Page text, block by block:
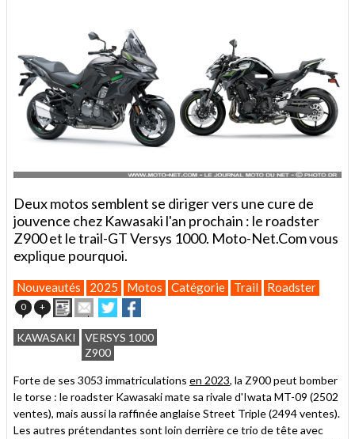
Deux motos semblent se diriger vers une cure de
jouvence chez Kawasaki l'an prochain : le roadster
Z900 et le trail-GT Versys 1000. Moto-Net.Com vous
explique pourquoi.
Nouveautés 2025 Motos Catégorie Trail Roadster
0 + ImprimerEnvoyer
cet
article
à
un
Partager
sur
Twitter
sur
Facebook
KAWASAKI
VERSYS 1000
Z900
Forte de ses 3053 immatriculations en 2023, la Z900 peut bomber
le torse : le roadster Kawasaki mate sa rivale d'Iwata MT-09 (2502
ventes), mais aussi la raffinée anglaise Street Triple (2494 ventes).
Les autres prétendantes sont loin derrière ce trio de tête avec